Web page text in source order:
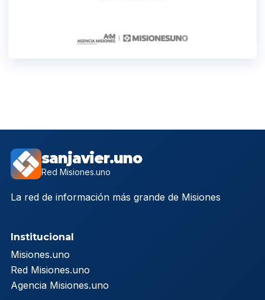
sanjavier.uno
Red Misiones.uno
La red de información más grande de Misiones
Institucional
Misiones.uno
Red Misiones.uno
Agencia Misiones.uno